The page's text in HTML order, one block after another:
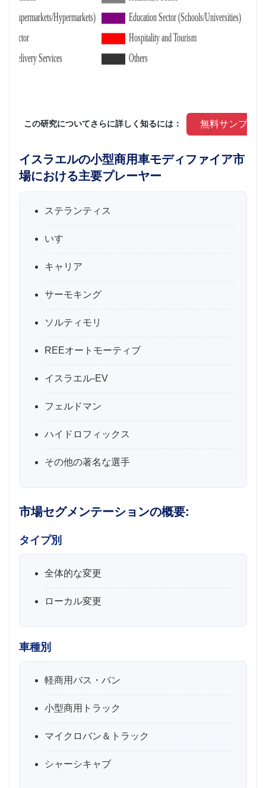
この研究についてさらに詳しく知るには： 無料サンプル
イスラエルの小型商用車モディファイア市
場における主要プレーヤー
ステランティス
いすゞ
キャリア
サーモキング
ソルティモリ
REEオートモーティブ
イスラエル-EV
フェルドマン
ハイドロフィックス
その他の著名な選手
市場セグメンテーションの概要:
タイプ別
全体的な変更
ローカル変更
車種別
軽商用バス・バン
小型商用トラック
マイクロバン＆トラック
シャーシキャブ